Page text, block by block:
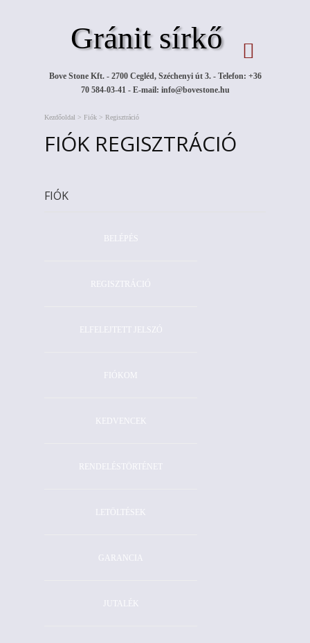
Gránit sírkő
Bove Stone Kft. - 2700 Cegléd, Széchenyi út 3. - Telefon: +36
70 584-03-41 - E-mail: info@bovestone.hu
Kezdőoldal > Fiók > Regisztráció
FIÓK REGISZTRÁCIÓ
FIÓK
BELÉPÉS
REGISZTRÁCIÓ
ELFELEJTETT JELSZÓ
FIÓKOM
KEDVENCEK
RENDELÉSTÖRTÉNET
LETÖLTÉSEK
GARANCIA
JUTALÉK